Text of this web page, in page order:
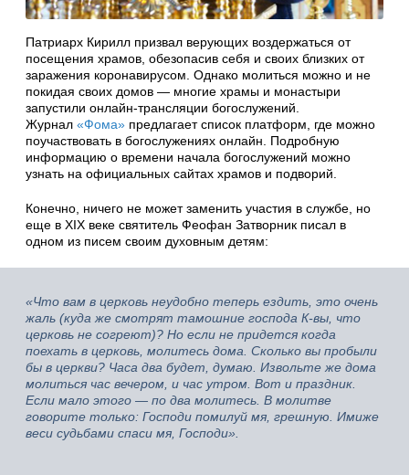
Патриарх Кирилл призвал верующих воздержаться от
посещения храмов, обезопасив себя и своих близких от
заражения коронавирусом. Однако молиться можно и не
покидая своих домов — многие храмы и монастыри
запустили онлайн-трансляции богослужений.
Журнал «Фома» предлагает список платформ, где можно
поучаствовать в богослужениях онлайн. Подробную
информацию о времени начала богослужений можно
узнать на официальных сайтах храмов и подворий.
Конечно, ничего не может заменить участия в службе, но
еще в XIX веке святитель Феофан Затворник писал в
одном из писем своим духовным детям:
«Что вам в церковь неудобно теперь ездить, это очень
жаль (куда же смотрят тамошние господа К-вы, что
церковь не согреют)? Но если не придется когда
поехать в церковь, молитесь дома. Сколько вы пробыли
бы в церкви? Часа два будет, думаю. Извольте же дома
молиться час вечером, и час утром. Вот и праздник.
Если мало этого — по два молитесь. В молитве
говорите только: Господи помилуй мя, грешную. Имиже
веси судьбами спаси мя, Господи».